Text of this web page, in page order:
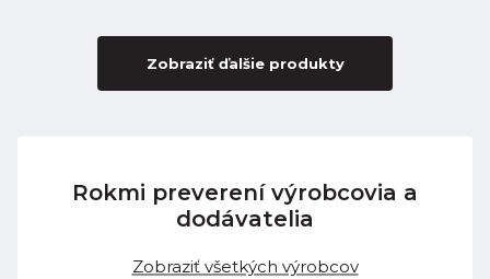
Zobraziť ďalšie produkty
Rokmi preverení výrobcovia a
dodávatelia
Zobraziť všetkých výrobcov